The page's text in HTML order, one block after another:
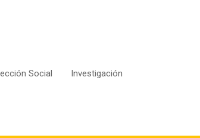
Social Investigación